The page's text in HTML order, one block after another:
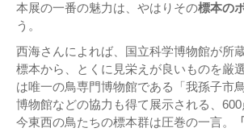
本展の一番の魅力は、やはりその標本の
う。
西海さんによれば、国立科学博物館が所
標本から、とくに見栄えが良いものを厳
は唯一の鳥専門博物館である「我孫子市
博物館などの協力も得て展示される、
今東西の鳥たちの標本群は圧巻の一言。